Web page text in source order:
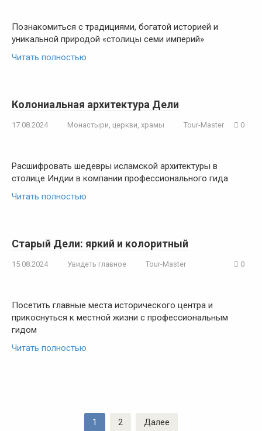
Познакомиться с традициями, богатой историей и
уникальной природой «столицы семи империй»
Читать полностью
Колониальная архитектура Дели
17.08.2024 Монастыри, церкви, храмы Tour-Master 0
Расшифровать шедевры исламской архитектуры в
столице Индии в компании профессионального гида
Читать полностью
Старый Дели: яркий и колоритный
15.08.2024 Увидеть главное Tour-Master 0
Посетить главные места исторического центра и
прикоснуться к местной жизни с профессиональным
гидом
Читать полностью
1 2 Далее